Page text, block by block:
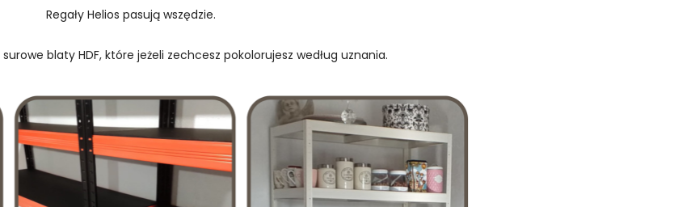
Regały Helios pasują wszędzie.
blaty HDF, które jeżeli zechcesz pokolorujesz według uznania.